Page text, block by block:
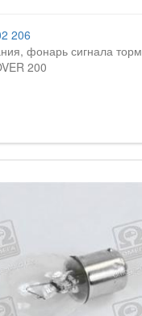
206
фонарь сигнала
200